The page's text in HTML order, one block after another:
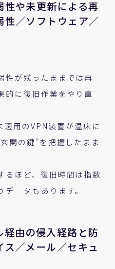
性や未更新による再
性／ソフトウェア／
性が残ったままでは再
的に復旧作業をやり直
用のVPN装置が温床に
関の鍵”を把握したまま
るほど、復旧時間は指数
ータもあります。
経由の侵入経路と防
／メール／セキュ